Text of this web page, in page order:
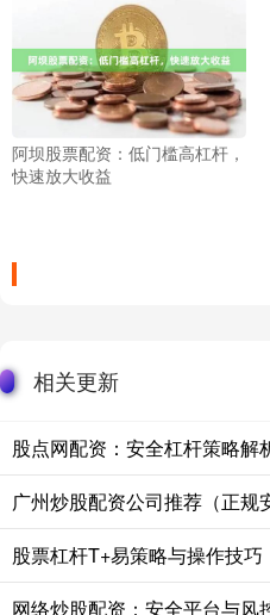
阿坝股票配资：低门槛高杠杆，
快速放大收益
相关更新
股点网配资：安全杠杆策略解
广州炒股配资公司推荐（正规
股票杠杆T+易策略与操作技巧
网络炒股配资：安全平台与风